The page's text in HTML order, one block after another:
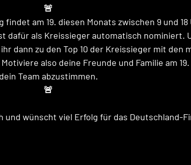
🚨
am 19. diesen Monats zwischen 9 und 18
dafür als Kreissieger automatisch nominiert.
dann zu den Top 10 der Kreissieger mit den
also deine Freunde und Familie am
dein Team abzustimmen.
🚨
und wünscht viel Erfolg für das Deutschland-